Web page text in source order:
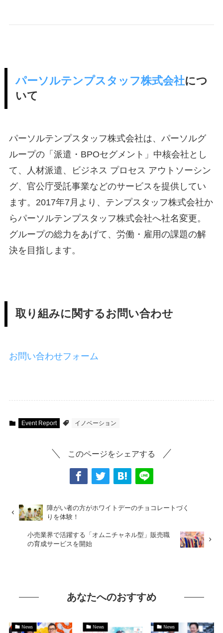
パーソルテンプスタッフ株式会社につ
いて
パーソルテンプスタッフ株式会社は、パーソルグ
ループの「派遣・BPOセグメント」中核会社とし
て、人材派遣、ビジネス プロセス アウトソーシン
グ、官公庁受託事業などのサービスを提供してい
ます。2017年7月より、テンプスタッフ株式会社か
らパーソルテンプスタッフ株式会社へ社名変更。
グループの総力をあげて、労働・雇用の課題の解
決を目指します。
取り組みに関するお問い合わせ
お問い合わせフォーム
Event Report イノベーション
このページをシェアする
障がい者の方がホワイトデーのチョコレートづく
りを体験！
小売業界で活躍する「オムニチャネル型」販売職
の育成サービスを開始
あなたへのおすすめ
News News News